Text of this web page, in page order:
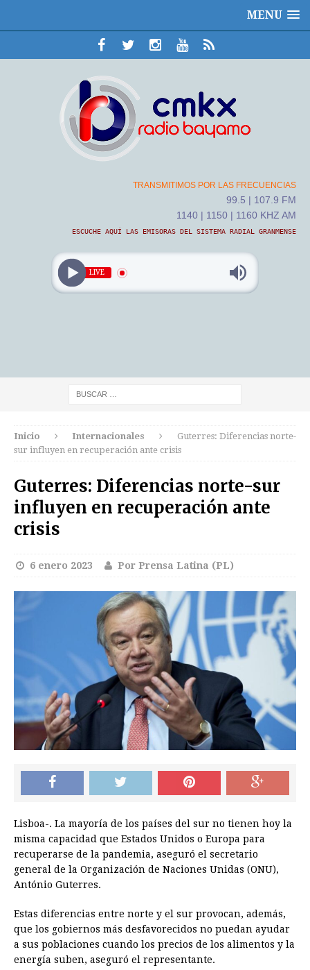
MENU
TRANSMITIMOS POR LAS FRECUENCIAS
99.5 | 107.9 FM
1140 | 1150 | 1160 KHZ AM
ESCUCHE AQUÍ LAS EMISORAS DEL SISTEMA RADIAL GRANMENSE
LIVE
Inicio Internacionales
Guterres: Diferencias norte-
sur influyen en recuperación ante crisis
Guterres: Diferencias norte-sur
influyen en recuperación ante
crisis
6 enero 2023 Por Prensa Latina (PL)
Lisboa-. La mayoría de los países del sur no tienen hoy la
misma capacidad que Estados Unidos o Europa para
recuperarse de la pandemia, aseguró el secretario
general de la Organización de Naciones Unidas (ONU),
António Guterres.
Estas diferencias entre norte y el sur provocan, además,
que los gobiernos más desfavorecidos no puedan ayudar
a sus poblaciones cuando los precios de los alimentos y la
energía suben, aseguró el representante.